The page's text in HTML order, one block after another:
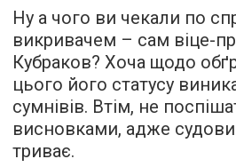
Ну а чого ви чекали по
викривачем – сам віце-
Кубраков? Хоча щодо
цього його статусу
сумнівів. Втім, не
висновками, адже
триває.